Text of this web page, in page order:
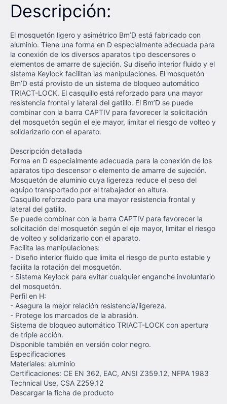
Descripción:
El mosquetón ligero y asimétrico Bm’D está fabricado con
aluminio. Tiene una forma en D especialmente adecuada para
la conexión de los diversos aparatos tipo descensores o
elementos de amarre de sujeción. Su diseño interior fluido y el
sistema Keylock facilitan las manipulaciones. El mosquetón
Bm’D está provisto de un sistema de bloqueo automático
TRIACT-LOCK. El casquillo está reforzado para una mayor
resistencia frontal y lateral del gatillo. El Bm’D se puede
combinar con la barra CAPTIV para favorecer la solicitación
del mosquetón según el eje mayor, limitar el riesgo de volteo y
solidarizarlo con el aparato.
Descripción detallada
Forma en D especialmente adecuada para la conexión de los
aparatos tipo descensor o elemento de amarre de sujeción.
Mosquetón de aluminio cuya ligereza reduce el peso del
equipo transportado por el trabajador en altura.
Casquillo reforzado para una mayor resistencia frontal y
lateral del gatillo.
Se puede combinar con la barra CAPTIV para favorecer la
solicitación del mosquetón según el eje mayor, limitar el riesgo
de volteo y solidarizarlo con el aparato.
Facilita las manipulaciones:
- Diseño interior fluido que limita el riesgo de punto estable y
facilita la rotación del mosquetón.
- Sistema Keylock para evitar cualquier enganche involuntario
del mosquetón.
Perfil en H:
- Asegura la mejor relación resistencia/ligereza.
- Protege los marcados de la abrasión.
Sistema de bloqueo automático TRIACT-LOCK con apertura
de triple acción.
Disponible también en versión color negro.
Especificaciones
Materiales: aluminio
Certificaciones: CE EN 362, EAC, ANSI Z359.12, NFPA 1983
Technical Use, CSA Z259.12
Descargar la ficha de producto